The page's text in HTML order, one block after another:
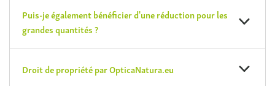
Puis-je également bénéficier d'une réduction pour les
grandes quantités ?
Droit de propriété par OpticaNatura.eu